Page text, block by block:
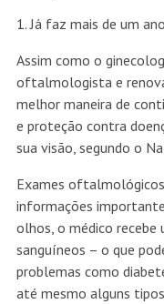
1. Já faz mais de um
Assim como o
oftalmologista e
melhor maneira de
e proteção contra
sua visão, segundo o
Exames
informações
olhos, o médico recebe
sanguíneos – o que
problemas como
até mesmo alguns